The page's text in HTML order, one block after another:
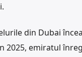
din Dubai
emiratul